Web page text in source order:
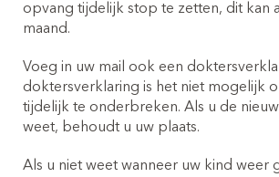
opvang tijdelijk stop te zetten, dit kan
maand.
Voeg in uw mail ook een
doktersverklaring is het niet mogelijk
tijdelijk te onderbreken. Als u de
weet, behoudt u uw plaats.
Als u niet weet wanneer uw kind weer